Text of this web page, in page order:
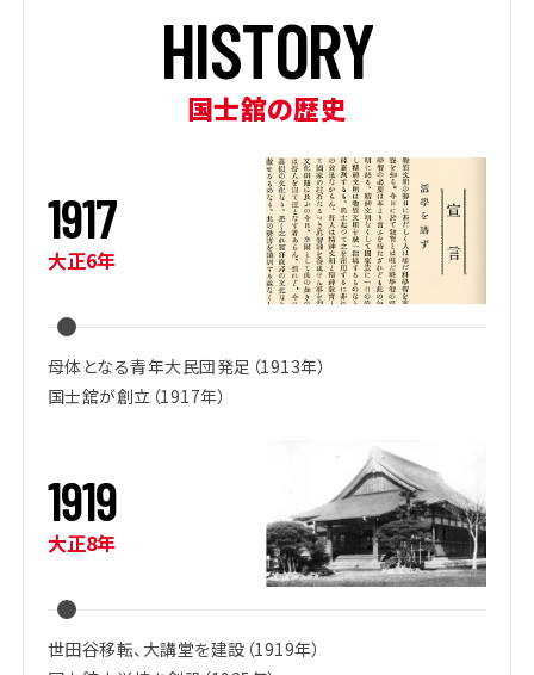
HISTORY
国士舘の歴史
1917
大正6年
母体となる青年大民団発足（1913年）
国士舘が創立（1917年）
1919
大正8年
世田谷移転、大講堂を建設（1919年）